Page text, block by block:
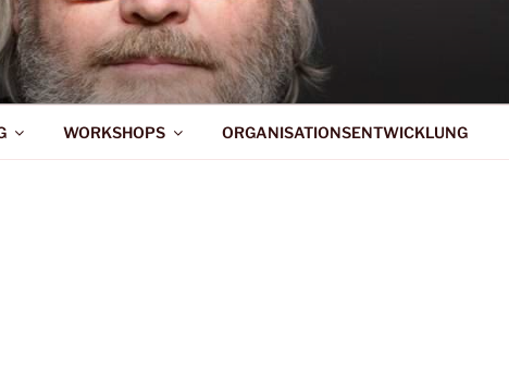
–
WORKSHOPS ORGANISATIONSENTWICKLUNG